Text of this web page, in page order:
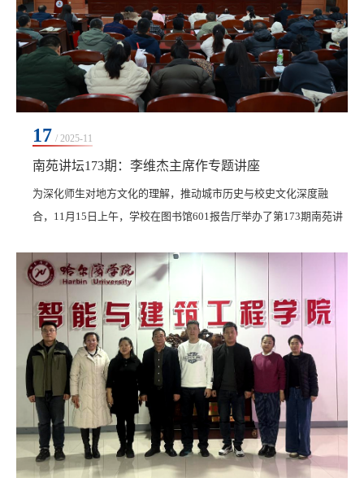
17 / 2025-11
南苑讲坛173期：李维杰主席作专题讲座
为深化师生对地方文化的理解，推动城市历史与校史文化深度融
合，11月15日上午，学校在图书馆601报告厅举办了第173期南苑讲
一级调研员李维杰担任主讲。他以“在历史文化传承中厚植自信底蕴
——你所应该知道的齐齐哈尔历史”为题作专题讲座。学校领导、骨
干学习班成员、马克思主义学院全体教师共同参与。李维杰以深厚
的学识，从四个维度系统解读了齐齐哈尔的历史文化...